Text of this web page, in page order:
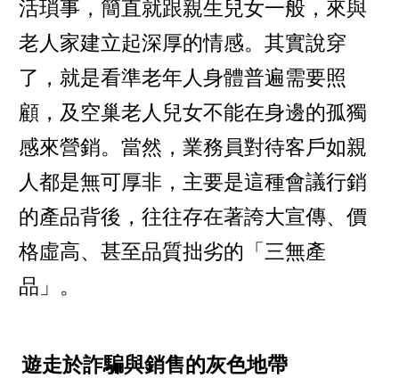
活瑣事，簡直就跟親生兒女一般，來與
老人家建立起深厚的情感。其實說穿
了，就是看準老年人身體普遍需要照
顧，及空巢老人兒女不能在身邊的孤獨
感來營銷。當然，業務員對待客戶如親
人都是無可厚非，主要是這種會議行銷
的產品背後，往往存在著誇大宣傳、價
格虛高、甚至品質拙劣的「三無產
品」。
遊走於詐騙與銷售的灰色地帶